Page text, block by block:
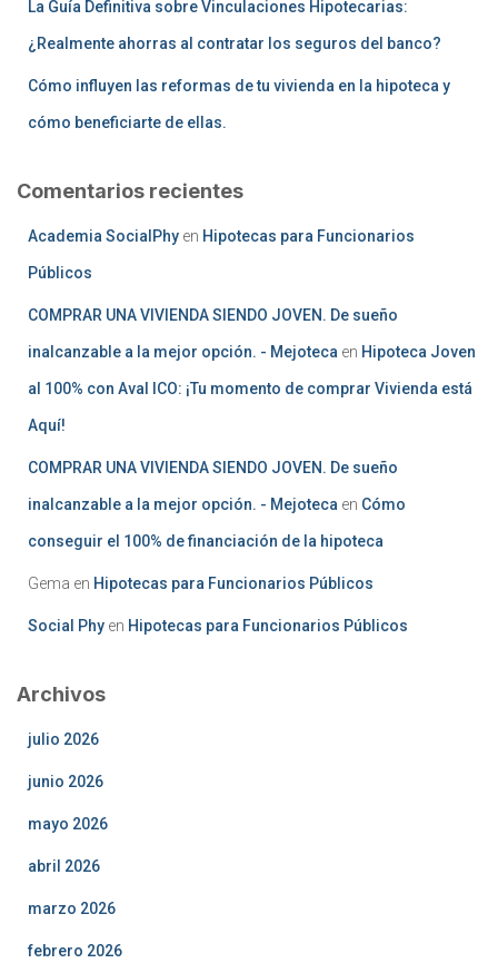
La Guía Definitiva sobre Vinculaciones Hipotecarias:
¿Realmente ahorras al contratar los seguros del banco?
Cómo influyen las reformas de tu vivienda en la hipoteca y
cómo beneficiarte de ellas.
Comentarios recientes
Academia SocialPhy en Hipotecas para Funcionarios
Públicos
COMPRAR UNA VIVIENDA SIENDO JOVEN. De sueño
inalcanzable a la mejor opción. - Mejoteca en Hipoteca Joven
al 100% con Aval ICO: ¡Tu momento de comprar Vivienda está
Aquí!
COMPRAR UNA VIVIENDA SIENDO JOVEN. De sueño
inalcanzable a la mejor opción. - Mejoteca en Cómo
conseguir el 100% de financiación de la hipoteca
Gema en Hipotecas para Funcionarios Públicos
Social Phy en Hipotecas para Funcionarios Públicos
Archivos
julio 2026
junio 2026
mayo 2026
abril 2026
marzo 2026
febrero 2026